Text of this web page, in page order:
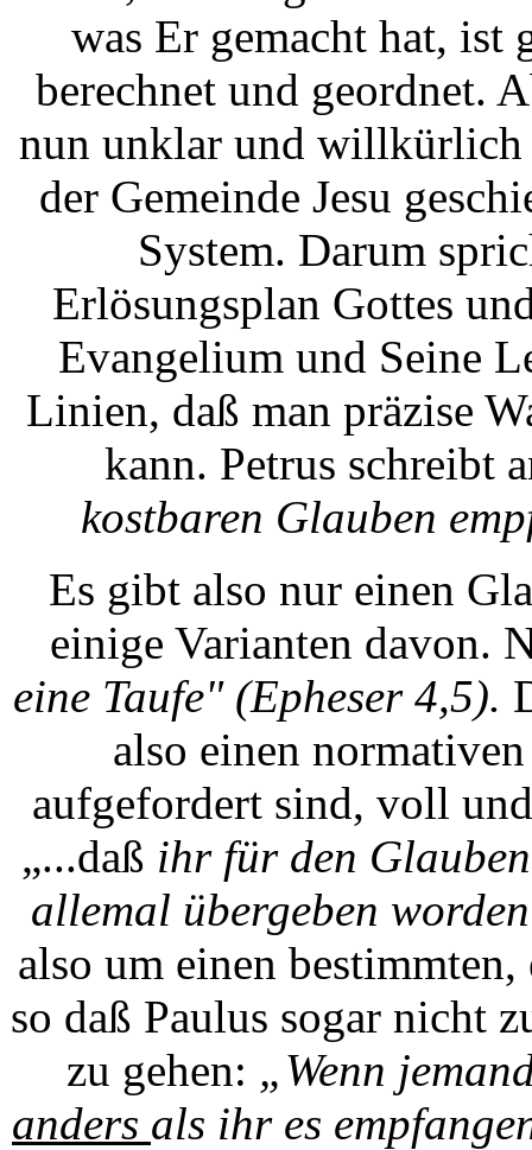
was Er gemacht hat, ist
berechnet und geordnet.
nun unklar und willkürlich
der Gemeinde Jesu
System. Darum
Erlösungsplan Gottes
Evangelium und Seine
Linien, daß man präzise
kann. Petrus schreibt
kostbaren Glauben
Es gibt also nur einen
einige Varianten davon.
eine Taufe" (Epheser 4,5).
also einen
aufgefordert sind, voll
„...daß ihr für den
allemal übergeben
also um einen
so daß Paulus sogar nicht
zu gehen: „Wenn
anders als ihr es